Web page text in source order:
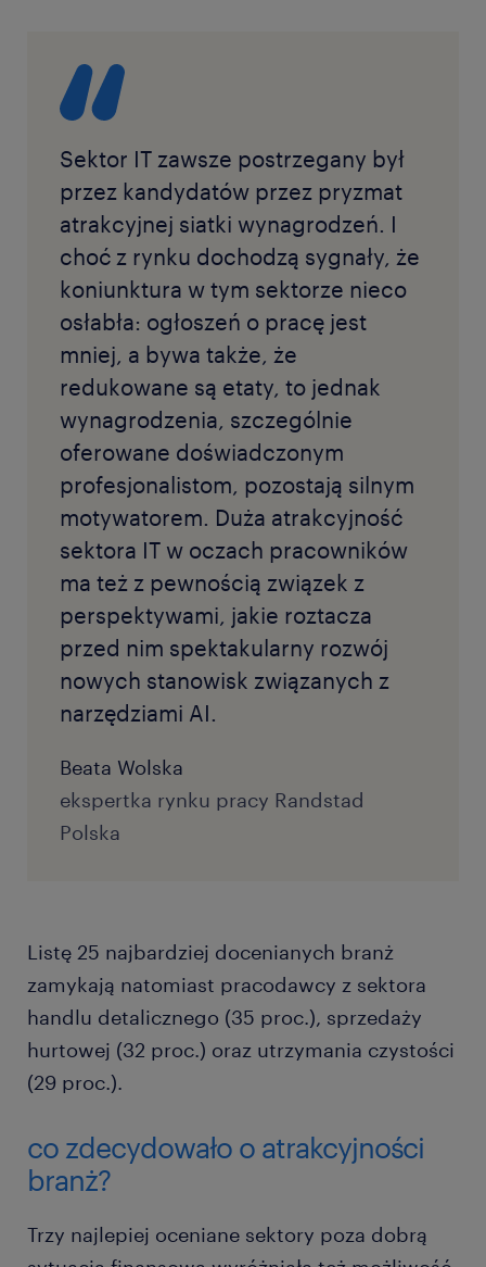
Sektor IT zawsze postrzegany był
przez kandydatów przez pryzmat
atrakcyjnej siatki wynagrodzeń. I
choć z rynku dochodzą sygnały, że
koniunktura w tym sektorze nieco
osłabła: ogłoszeń o pracę jest
mniej, a bywa także, że
redukowane są etaty, to jednak
wynagrodzenia, szczególnie
oferowane doświadczonym
profesjonalistom, pozostają silnym
motywatorem. Duża atrakcyjność
sektora IT w oczach pracowników
ma też z pewnością związek z
perspektywami, jakie roztacza
przed nim spektakularny rozwój
nowych stanowisk związanych z
narzędziami AI.
Beata Wolska
ekspertka rynku pracy Randstad
Polska
Listę 25 najbardziej docenianych branż
zamykają natomiast pracodawcy z sektora
handlu detalicznego (35 proc.), sprzedaży
hurtowej (32 proc.) oraz utrzymania czystości
(29 proc.).
co zdecydowało o atrakcyjności
branż?
Trzy najlepiej oceniane sektory poza dobrą